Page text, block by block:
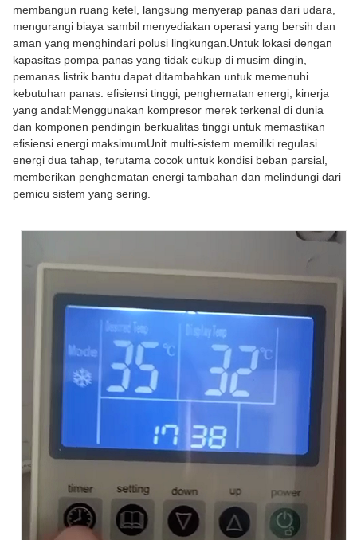
membangun ruang ketel, langsung menyerap panas dari udara,
mengurangi biaya sambil menyediakan operasi yang bersih dan
aman yang menghindari polusi lingkungan.Untuk lokasi dengan
kapasitas pompa panas yang tidak cukup di musim dingin,
pemanas listrik bantu dapat ditambahkan untuk memenuhi
kebutuhan panas. efisiensi tinggi, penghematan energi, kinerja
yang andal:Menggunakan kompresor merek terkenal di dunia
dan komponen pendingin berkualitas tinggi untuk memastikan
efisiensi energi maksimumUnit multi-sistem memiliki regulasi
energi dua tahap, terutama cocok untuk kondisi beban parsial,
memberikan penghematan energi tambahan dan melindungi dari
pemicu sistem yang sering.